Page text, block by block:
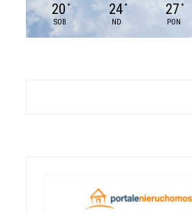
20 °
SOB
24 °
ND
27 °
PON